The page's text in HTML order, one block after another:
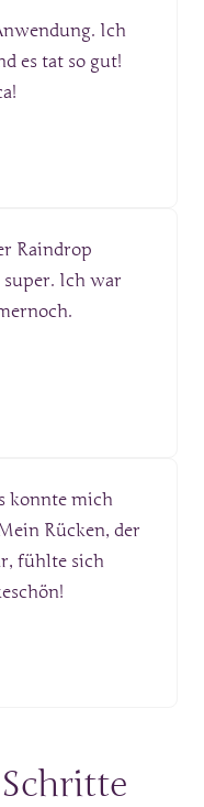
Ich
es tat so gut!
Raindrop
super. Ich war
konnte mich
Rücken, der
fühlte sich